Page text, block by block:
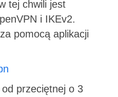
tej chwili jest
i IKEv2.
pomocą aplikacji
przeciętnej o 3